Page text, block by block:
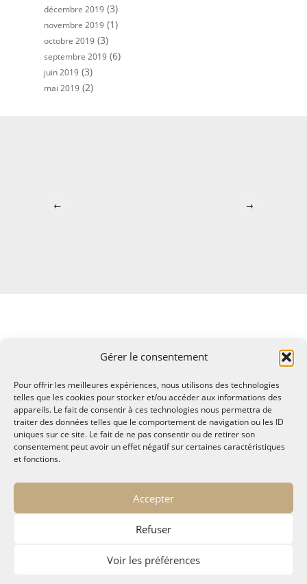
Gérer le consentement
Pour offrir les meilleures expériences, nous utilisons des technologies
telles que les cookies pour stocker et/ou accéder aux informations des
appareils. Le fait de consentir à ces technologies nous permettra de
traiter des données telles que le comportement de navigation ou les ID
uniques sur ce site. Le fait de ne pas consentir ou de retirer son
consentement peut avoir un effet négatif sur certaines caractéristiques
et fonctions.
Accepter
Refuser
Voir les préférences
décembre 2019 (3)
novembre 2019 (1)
octobre 2019 (3)
septembre 2019 (6)
juin 2019 (3)
mai 2019 (2)
← →
© MALTAE, Mémoire A Lire, Territoire A l'Ecoute / 1995-
2025
32, chemin Saint Lazare - Hyères 83400
maltae2(arobase)gmail.com